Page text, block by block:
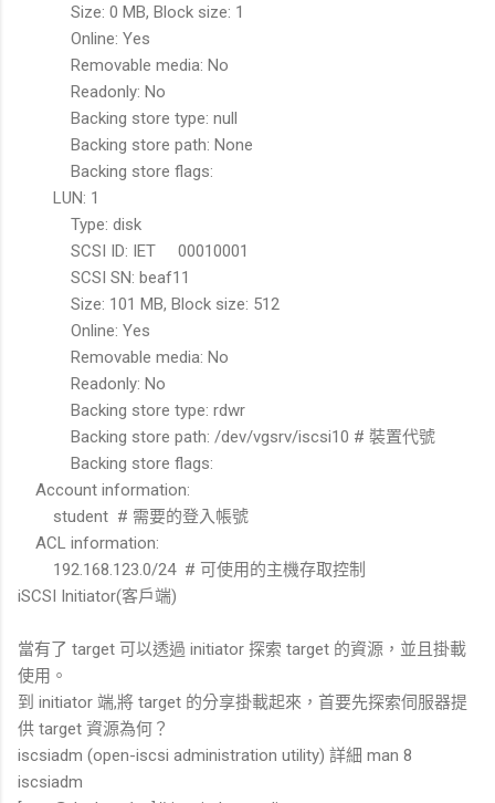
Size: 0 MB, Block size: 1
Online: Yes
Removable media: No
Readonly: No
Backing store type: null
Backing store path: None
Backing store flags:
LUN: 1
Type: disk
SCSI ID: IET 00010001
SCSI SN: beaf11
Size: 101 MB, Block size: 512
Online: Yes
Removable media: No
Readonly: No
Backing store type: rdwr
Backing store path: /dev/vgsrv/iscsi10 # 裝置代號
Backing store flags:
Account information:
student # 需要的登入帳號
ACL information:
192.168.123.0/24 # 可使用的主機存取控制
iSCSI Initiator(客戶端)
當有了 target 可以透過 initiator 探索 target 的資源，並且掛載
使用。
到 initiator 端,將 target 的分享掛載起來，首要先探索伺服器提
供 target 資源為何？
iscsiadm (open-iscsi administration utility) 詳細 man 8
iscsiadm